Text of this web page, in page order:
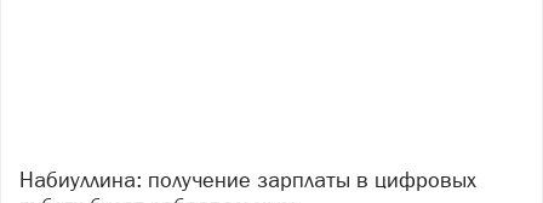
Набиуллина: получение зарплаты в цифровых